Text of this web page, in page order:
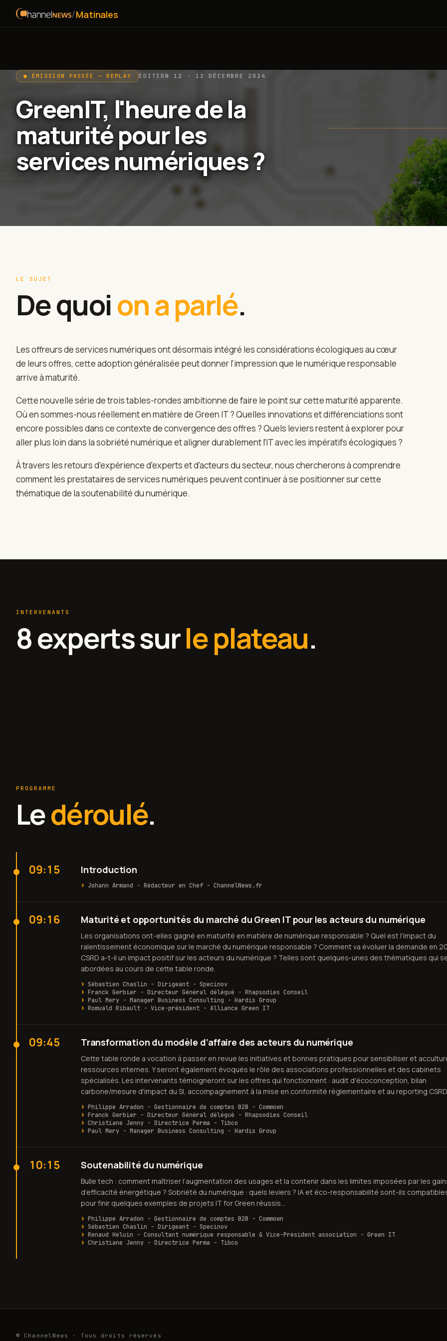
/Matinales
● ÉMISSION PASSÉE — REPLAY ÉDITION 12 · 12 DÉCEMBRE 2024
GreenIT, l'heure de la
maturité pour les
services numériques ?
LE SUJET
De quoion a parlé.
Les offreurs de services numériques ont désormais intégré les considérations écologiques au cœur
de leurs offres, cette adoption généralisée peut donner l'impression que le numérique responsable
arrive à maturité.
Cette nouvelle série de trois tables-rondes ambitionne de faire le point sur cette maturité apparente.
Où en sommes-nous réellement en matière de Green IT ? Quelles innovations et différenciations sont
encore possibles dans ce contexte de convergence des offres ? Quels leviers restent à explorer pour
aller plus loin dans la sobriété numérique et aligner durablement l'IT avec les impératifs écologiques ?
À travers les retours d'expérience d'experts et d'acteurs du secteur, nous chercherons à comprendre
comment les prestataires de services numériques peuvent continuer à se positionner sur cette
thématique de la soutenabilité du numérique.
INTERVENANTS
8 experts surle plateau.
Johann Armand Philippe Arradon
Renaud Heluin
PROGRAMME
Ledéroulé.
09:15 Introduction
Johann Armand - Rédacteur en Chef - ChannelNews.fr
09:16 Maturité et opportunités du marché du Green IT pour les acteurs du numérique
Les organisations ont-elles gagné en maturité en matière de numérique responsable ? Quel est l'impact du
ralentissement économique sur le marché du numérique responsable ? Comment va évoluer la demande en
CSRD a-t-il un impact positif sur les acteurs du numérique ? Telles sont quelques-unes des thématiques qui
abordées au cours de cette table ronde.
Sébastien Chaslin - Dirigeant - Specinov
Franck Gerbier - Directeur Général délégué - Rhapsodies Conseil
Paul Mery - Manager Business Consulting - Hardis Group
Romuald Ribault - Vice-président - Alliance Green IT
09:45 Transformation du modèle d’affaire des acteurs du numérique
Cette table ronde a vocation à passer en revue les initiatives et bonnes pratiques pour sensibiliser et
ressources internes. Y seront également évoqués le rôle des associations professionnelles et des cabinets
spécialisés. Les intervenants témoigneront sur les offres qui fonctionnent : audit d'écoconception, bilan
carbone/mesure d'impact du SI, accompagnement à la mise en conformité réglementaire et au reporting
Philippe Arradon - Gestionnaire de comptes B2B - Commown
Franck Gerbier - Directeur Général délégué - Rhapsodies Conseil
Christiane Jenny - Directrice Perma - Tibco
Paul Mery - Manager Business Consulting - Hardis Group
10:15 Soutenabilité du numérique
Bulle tech : comment maîtriser l’augmentation des usages et la contenir dans les limites imposées par les
d’efficacité énergétique ? Sobriété du numérique : quels leviers ? IA et éco-responsabilité sont-ils
pour finir quelques exemples de projets IT for Green réussis...
Philippe Arradon - Gestionnaire de comptes B2B - Commown
Sébastien Chaslin - Dirigeant - Specinov
Renaud Heluin - Consultant numérique responsable & Vice-Président association - Green IT
Christiane Jenny - Directrice Perma - Tibco
© ChannelNews · Tous droits réservés